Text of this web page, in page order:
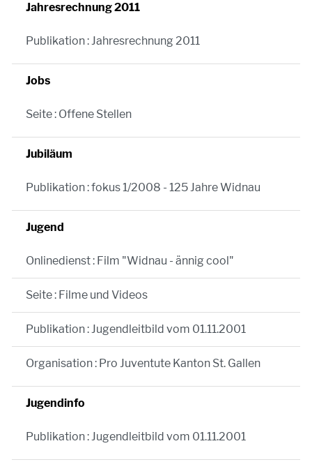
Jahresrechnung 2011
Publikation : Jahresrechnung 2011
Jobs
Seite : Offene Stellen
Jubiläum
Publikation : fokus 1/2008 - 125 Jahre Widnau
Jugend
Onlinedienst : Film "Widnau - ännig cool"
Seite : Filme und Videos
Publikation : Jugendleitbild vom 01.11.2001
Organisation : Pro Juventute Kanton St. Gallen
Jugendinfo
Publikation : Jugendleitbild vom 01.11.2001